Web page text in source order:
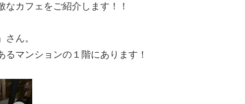
カフェをご紹介します！！
ん。
マンションの１階にあります！